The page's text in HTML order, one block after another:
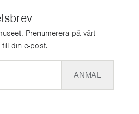
Prenumerera på vårt
din e-post.
ANMÄL